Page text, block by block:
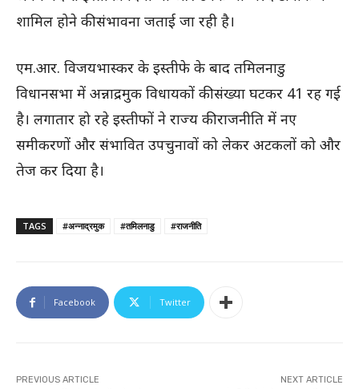
शामिल होने की संभावना जताई जा रही है।
एम.आर. विजयभास्कर के इस्तीफे के बाद तमिलनाडु
विधानसभा में अन्नाद्रमुक विधायकों की संख्या घटकर 41 रह गई
है। लगातार हो रहे इस्तीफों ने राज्य की राजनीति में नए
समीकरणों और संभावित उपचुनावों को लेकर अटकलों को और
तेज कर दिया है।
TAGS #अन्नाद्रमुक #तमिलनाडु #राजनीति
Facebook Twitter
PREVIOUS ARTICLE NEXT ARTICLE